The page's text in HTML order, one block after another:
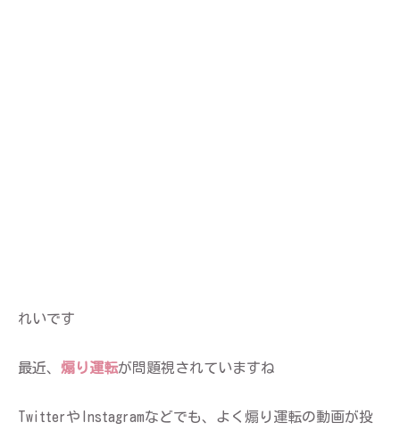
れいです
最近、 煽り運転が問題視されていますね
TwitterやInstagramなどでも、よく煽り運転の動画が投